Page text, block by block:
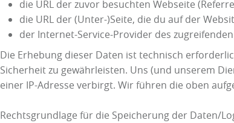
die URL der zuvor besuchten Webseite
die URL der (Unter-)Seite, die du auf der
der Internet-Service-Provider des
Die Erhebung dieser Daten ist technisch
Sicherheit zu gewährleisten. Uns (und unserem
einer IP-Adresse verbirgt. Wir führen die oben
Rechtsgrundlage für die Speicherung der Daten/